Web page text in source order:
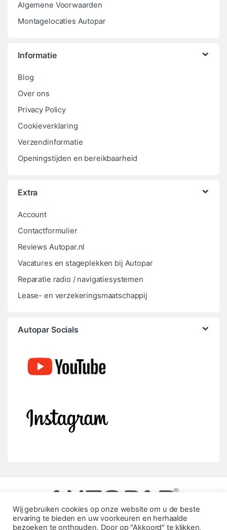
Algemene Voorwaarden
Montagelocaties Autopar
Informatie
Blog
Over ons
Privacy Policy
Cookieverklaring
Verzendinformatie
Openingstijden en bereikbaarheid
Extra
Account
Contactformulier
Reviews Autopar.nl
Vacatures en stageplekken bij Autopar
Reparatie radio / navigatiesystemen
Lease- en verzekeringsmaatschappij
Autopar Socials
Wij gebruiken cookies op onze website om u de beste
ervaring te bieden en uw voorkeuren en herhaalde
bezoeken te onthouden. Door op "Akkoord" te klikken,